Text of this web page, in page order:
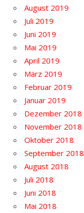
August 2019
Juli 2019
Juni 2019
Mai 2019
April 2019
März 2019
Februar 2019
Januar 2019
Dezember 2018
November 2018
Oktober 2018
September 2018
August 2018
Juli 2018
Juni 2018
Mai 2018